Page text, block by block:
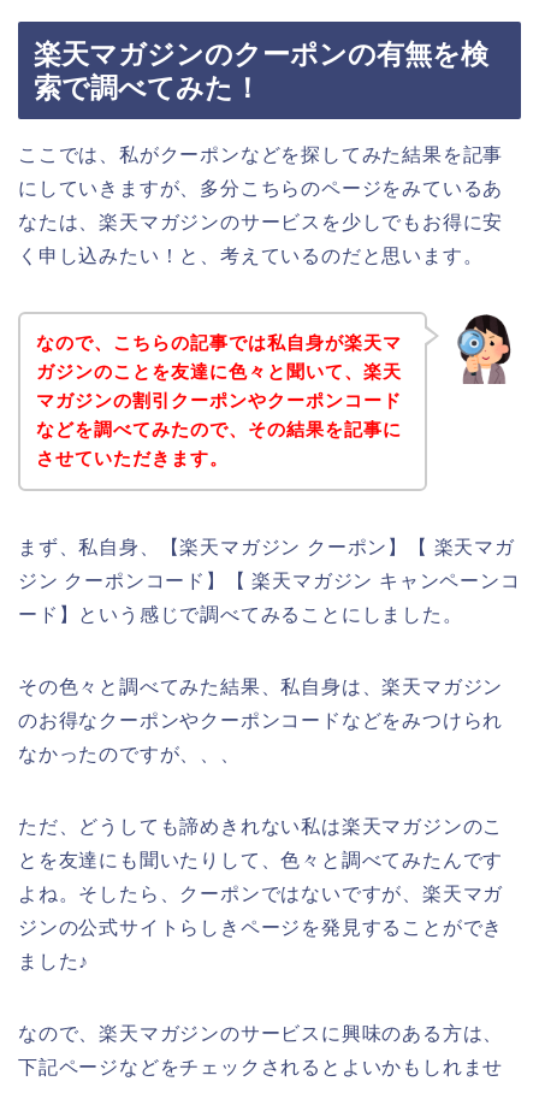
楽天マガジンのクーポンの有無を検
索で調べてみた！
ここでは、私がクーポンなどを探してみた結果を記事
にしていきますが、多分こちらのページをみているあ
なたは、楽天マガジンのサービスを少しでもお得に安
く申し込みたい！と、考えているのだと思います。
なので、こちらの記事では私自身が楽天マ
ガジンのことを友達に色々と聞いて、楽天
マガジンの割引クーポンやクーポンコード
などを調べてみたので、その結果を記事に
させていただきます。
まず、私自身、【楽天マガジン クーポン】【 楽天マガ
ジン クーポンコード】【 楽天マガジン キャンペーンコ
ード】という感じで調べてみることにしました。
その色々と調べてみた結果、私自身は、楽天マガジン
のお得なクーポンやクーポンコードなどをみつけられ
なかったのですが、、、
ただ、どうしても諦めきれない私は楽天マガジンのこ
とを友達にも聞いたりして、色々と調べてみたんです
よね。そしたら、クーポンではないですが、楽天マガ
ジンの公式サイトらしきページを発見することができ
ました♪
なので、楽天マガジンのサービスに興味のある方は、
下記ページなどをチェックされるとよいかもしれませ